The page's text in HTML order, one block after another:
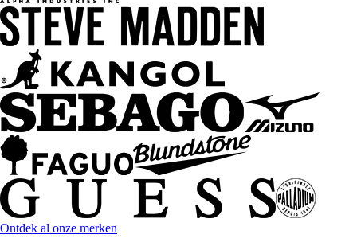
Ontdek al onze merken